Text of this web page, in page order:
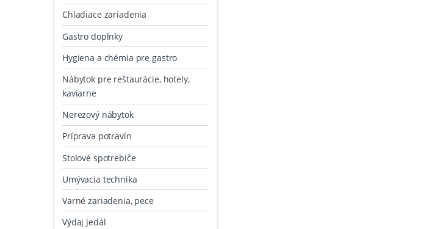
Chladiace zariadenia
Gastro doplnky
Hygiena a chémia pre gastro
Nábytok pre reštaurácie, hotely,
kaviarne
Nerezový nábytok
Príprava potravín
Stolové spotrebiče
Umývacia technika
Varné zariadenia, pece
Výdaj jedál